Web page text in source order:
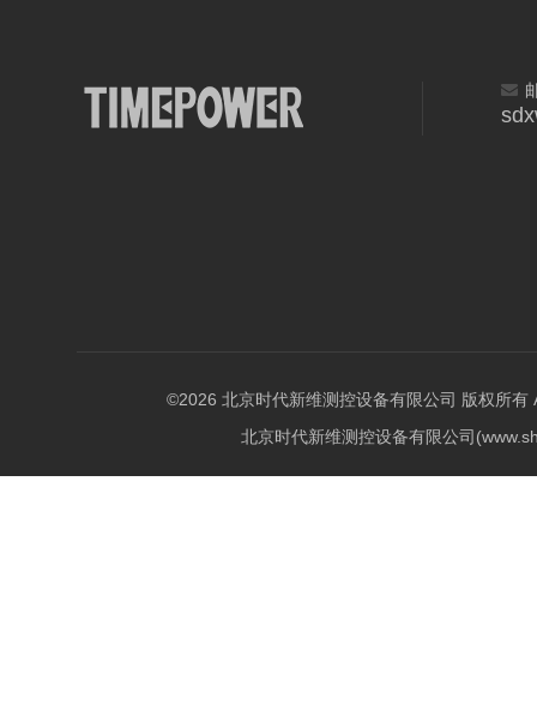
©2026 北京时代新维测控设备有限公司 版权所有
北京时代新维测控设备有限公司